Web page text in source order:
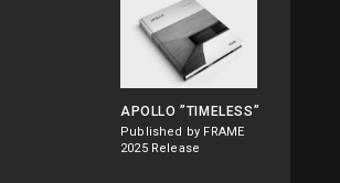
APOLLO”TIMELESS”
Published by FRAME
2025 Release